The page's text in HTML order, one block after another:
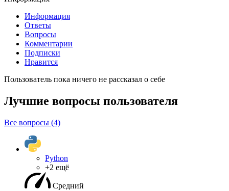
Информация
Ответы
Вопросы
Комментарии
Подписки
Нравится
Пользователь пока ничего не рассказал о себе
Лучшие вопросы пользователя
Все вопросы (4)
Python
+2 ещё
Средний